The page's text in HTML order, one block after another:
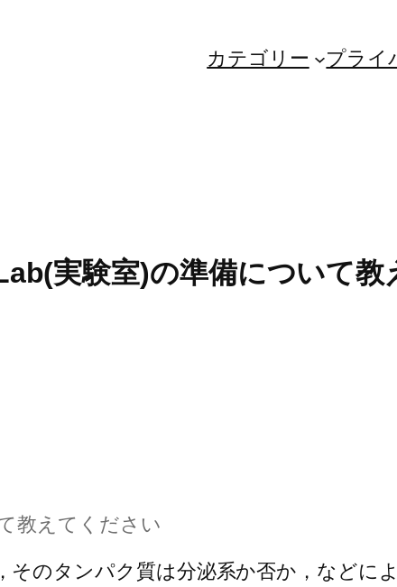
カテゴリー プライ
実験室)の準備について
教えてください
のタンパク質は分泌系か否か，などに